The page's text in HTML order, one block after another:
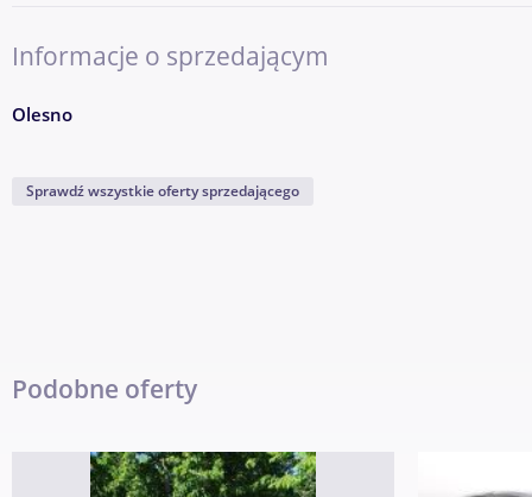
Informacje o sprzedającym
Olesno
Sprawdź wszystkie oferty sprzedającego
Podobne oferty